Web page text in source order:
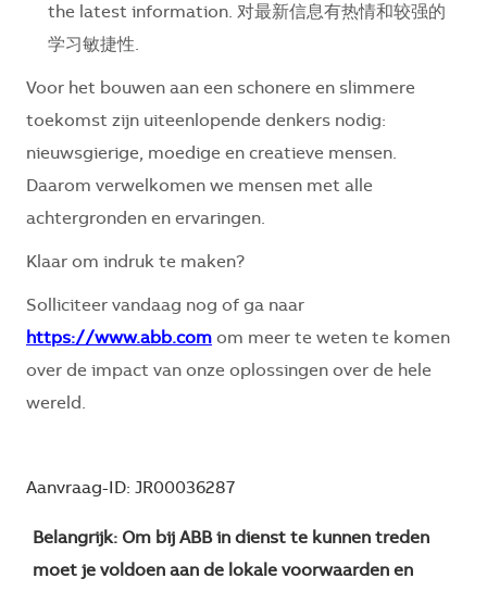
the latest information. 对最新信息有热情和较强的
学习敏捷性.
Voor het bouwen aan een schonere en slimmere
toekomst zijn uiteenlopende denkers nodig:
nieuwsgierige, moedige en creatieve mensen.
Daarom verwelkomen we mensen met alle
achtergronden en ervaringen.
Klaar om indruk te maken?
Solliciteer vandaag nog of ga naar
https://www.abb.com om meer te weten te komen
over de impact van onze oplossingen over de hele
wereld.
Aanvraag-ID: JR00036287
Belangrijk: Om bij ABB in dienst te kunnen treden
moet je voldoen aan de lokale voorwaarden en